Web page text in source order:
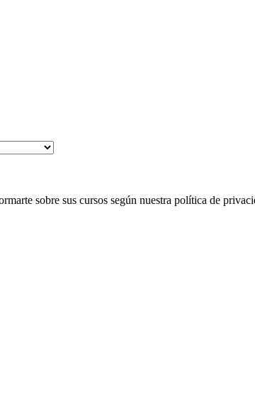
sobre sus cursos según nuestra política de